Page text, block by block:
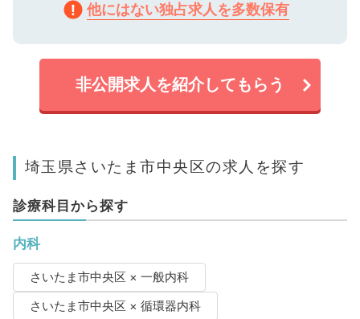
他にはない独占求人を多数保有
非公開求人を紹介してもらう
埼玉県さいたま市中央区の求人を探す
診療科目から探す
内科
さいたま市中央区 × 一般内科
さいたま市中央区 × 循環器内科